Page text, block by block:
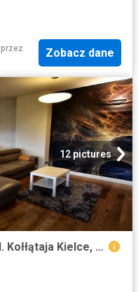
przez
Zobacz dane
12 pictures
Mieszkanie 133 m2, 5 pokoi, ul. Kołłątaja Kielce, Podkarczówka